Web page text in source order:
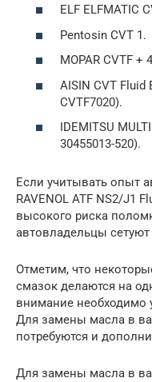
ELF ELFMATIC
Pentosin CVT 1.
MOPAR CVTF +
AISIN CVT Fluid
CVTF7020).
IDEMITSU
30455013-520).
Если учитывать опыт
RAVENOL ATF NS2/J1
высокого риска
автовладельцы сетуют
Отметим, что
смазок делаются на
внимание необходимо
Для замены масла в
потребуются и
Для замены масла в